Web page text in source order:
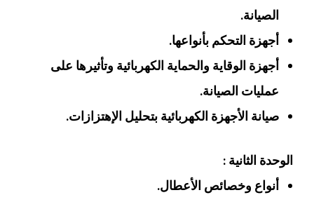
الصيانة.
أجهزة التحكم بأنواعها.
أجهزة الوقاية والحماية الكهربائية وتأثيرها على
عمليات الصيانة.
صيانة الأجهزة الكهربائية بتحليل الإهتزازات.
الوحدة الثانية :
أنواع وخصائص الأعطال.